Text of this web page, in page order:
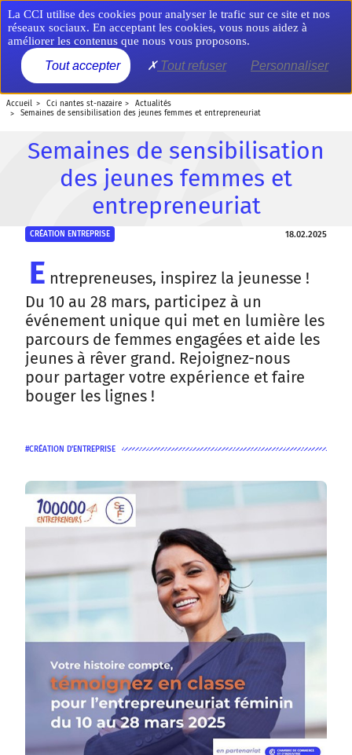
Aller
au
contenu
principal
MENU
accueil cci nantes st-nazaire
actualités
semaines de sensibilisation des jeunes femmes et entrepreneuriat
Semaines de sensibilisation
des jeunes femmes et
entrepreneuriat
CRÉATION ENTREPRISE 18.02.2025
E ntrepreneuses, inspirez la jeunesse !
Du 10 au 28 mars, participez à un
événement unique qui met en lumière les
parcours de femmes engagées et aide les
jeunes à rêver grand. Rejoignez-nous
pour partager votre expérience et faire
bouger les lignes !
CRÉATION D'ENTREPRISE
Panneau de gestion des cookies
La CCI utilise des cookies pour analyser le trafic sur ce site et nos
réseaux sociaux. En acceptant les cookies, vous nous aidez à
améliorer les contenus que nous vous proposons.
Tout accepter Tout refuser Personnaliser